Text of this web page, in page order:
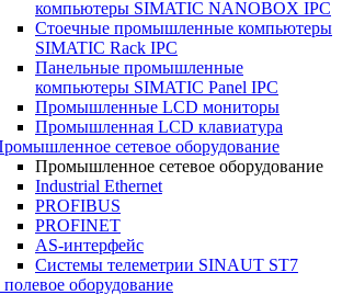
компьютеры SIMATIC NANOBOX IPC
Стоечные промышленные компьютеры
SIMATIC Rack IPC
Панельные промышленные
компьютеры SIMATIC Panel IPC
Промышленные LCD мониторы
Промышленная LCD клавиатура
сетевое оборудование
Промышленное сетевое оборудование
Industrial Ethernet
PROFIBUS
PROFINET
AS-интерфейс
Системы телеметрии SINAUT ST7
оборудование